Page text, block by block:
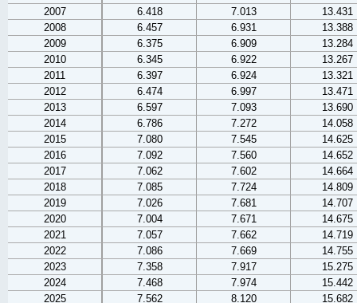
2007
6.418 7.013
13.431
2008
6.457 6.931
13.388
2009
6.375 6.909
13.284
2010
6.345 6.922
13.267
2011
6.397 6.924
13.321
2012
6.474 6.997
13.471
2013
6.597 7.093
13.690
2014
6.786 7.272
14.058
2015
7.080 7.545
14.625
2016
7.092 7.560
14.652
2017
7.062 7.602
14.664
2018
7.085 7.724
14.809
2019
7.026 7.681
14.707
2020
7.004 7.671
14.675
2021
7.057 7.662
14.719
2022
7.086 7.669
14.755
2023
7.358 7.917
15.275
2024
7.468 7.974
15.442
2025
7.562 8.120 15.682